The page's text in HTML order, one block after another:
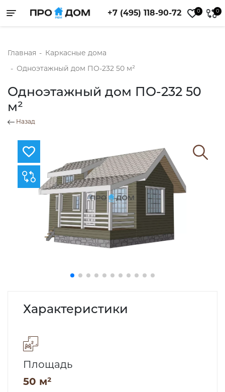
Toggle navigation +7 (495) 118-90-72 0 0
Главная - Каркасные дома
- Одноэтажный дом ПО-232 50 м²
Одноэтажный дом ПО-232 50
м²
Назад
Характеристики
Площадь
50 м²